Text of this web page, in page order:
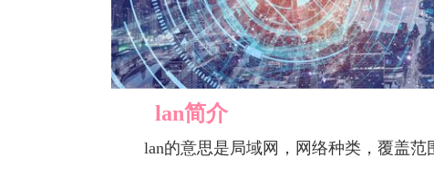
lan简介
lan的意思是局域网，网络种类，覆盖范